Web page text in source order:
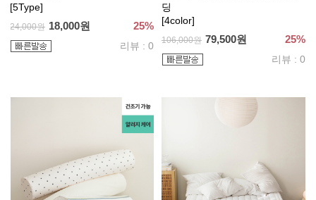
[5Type]
24,000원 18,000원 25%
리뷰 : 0
딩
[4color]
106,000원 79,500원 25%
리뷰 : 0